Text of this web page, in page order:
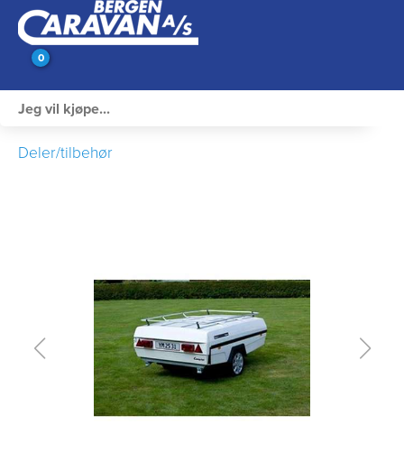
0
Vann og VVS
Rengjøring & Vedlikehold
Bil, vogn & henger
Deler/tilbehør